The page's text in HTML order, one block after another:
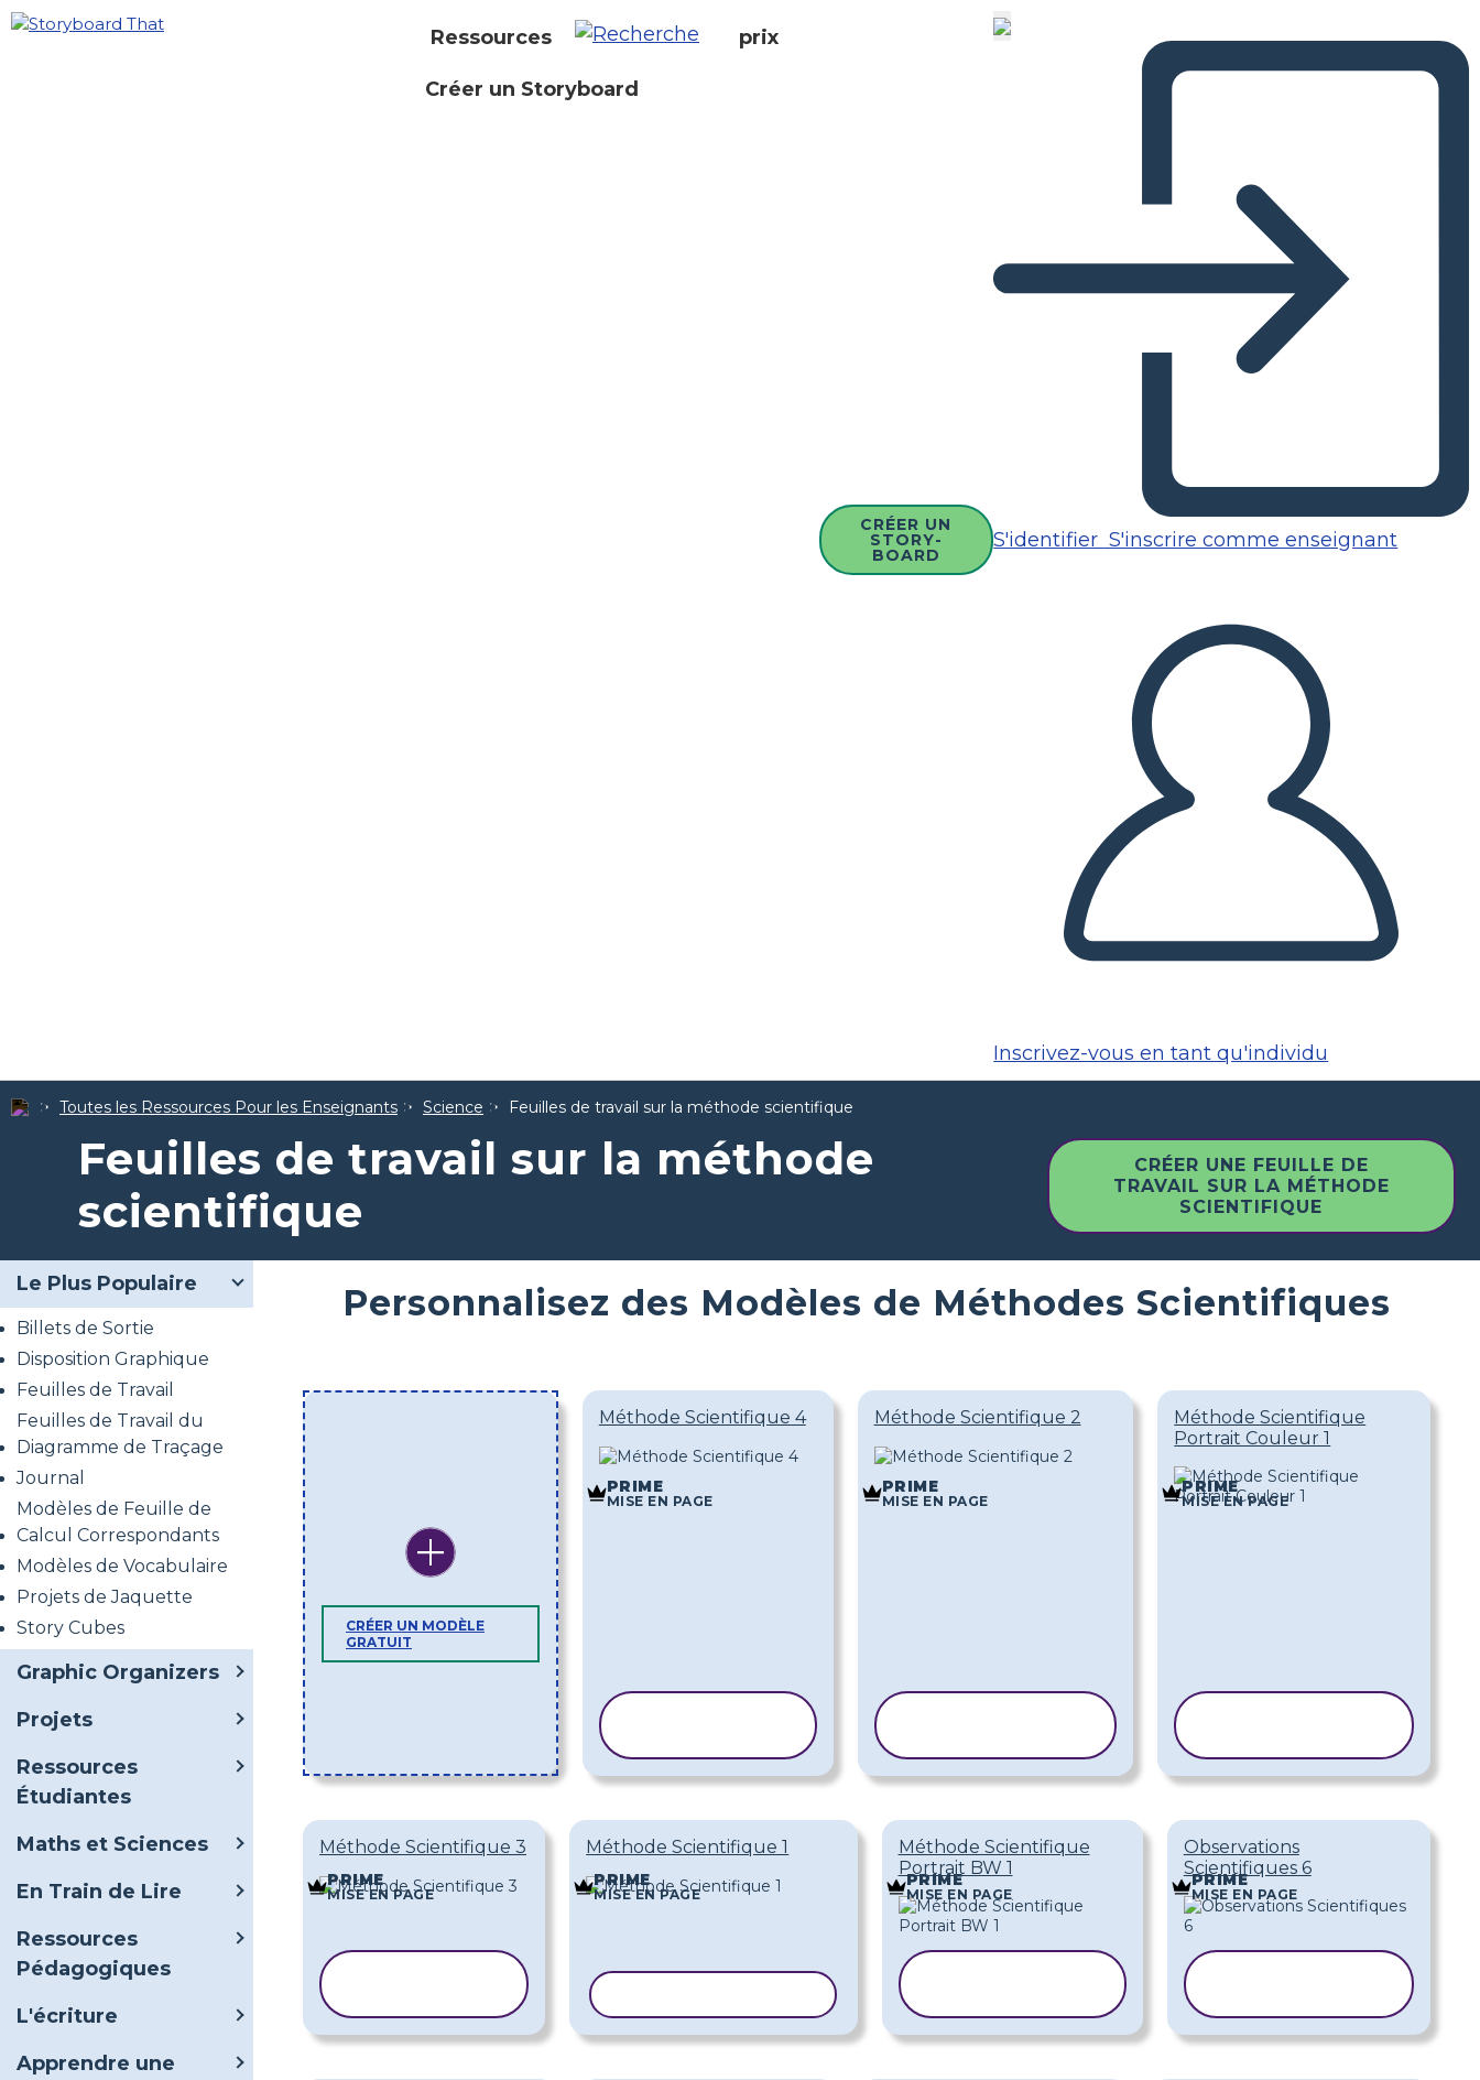
Ressources prix
Créer un Storyboard
CRÉER UN
STORY-
BOARD
S'identifier S'inscrire comme enseignant
Inscrivez-vous en tant qu'individu
Toutes les Ressources Pour les Enseignants Science Feuilles de travail sur la méthode scientifique
Feuilles de travail sur la méthode
scientifique
CRÉER UNE FEUILLE DE
TRAVAIL SUR LA MÉTHODE
SCIENTIFIQUE
Le Plus Populaire
Billets de Sortie
Disposition Graphique
Feuilles de Travail
Feuilles de Travail du
Diagramme de Traçage
Journal
Modèles de Feuille de
Calcul Correspondants
Modèles de Vocabulaire
Projets de Jaquette
Story Cubes
Graphic Organizers
Projets
Ressources
Étudiantes
Maths et Sciences
En Train de Lire
Ressources
Pédagogiques
L'écriture
Apprendre une
Personnalisez des Modèles de Méthodes Scientifiques
CRÉER UN MODÈLE
GRATUIT
Méthode Scientifique 4
PRIME
MISE EN PAGE
Méthode Scientifique 2
PRIME
MISE EN PAGE
Méthode Scientifique
Portrait Couleur 1
PRIME
MISE EN PAGE
Méthode Scientifique 3
PRIME
MISE EN PAGE
Méthode Scientifique 1
PRIME
MISE EN PAGE
Méthode Scientifique
Portrait BW 1
PRIME
MISE EN PAGE
Observations
Scientifiques 6
PRIME
MISE EN PAGE